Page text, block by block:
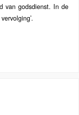
van godsdienst. In de